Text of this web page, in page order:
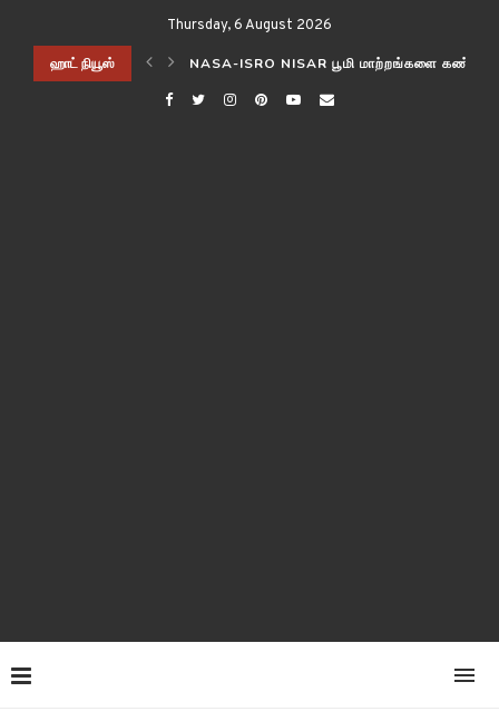
Thursday, 6 August 2026
ஹாட் நியூஸ்
விஞ்ஞானிகள்! NASA-ISRO NISAR பூமி மாற்றங்களை